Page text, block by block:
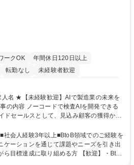
ークOK
年間休日120日以上
転勤なし
未経験者歓迎
服装自由
ドセールスとして、見込み顧客の獲得から
ただきます。マーケティングとフィールド
ーシ
がる商談機会の最大化を目指します。 【具
話・メールによるアプローチ/リードナー
社会人経験3年以上■BtoB領域でのご経験を
ケーションを通じて課題やニーズを引き出
成に取り組める方 【歓迎】・BtoB